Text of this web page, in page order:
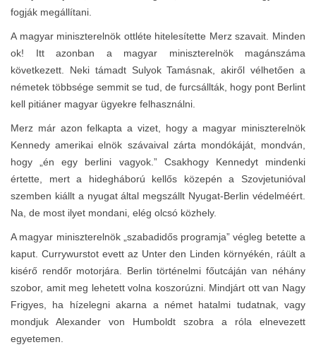
fogják megállítani.
A magyar miniszterelnök ottléte hitelesítette Merz szavait. Minden
ok! Itt azonban a magyar miniszterelnök magánszáma
következett. Neki támadt Sulyok Tamásnak, akiről vélhetően a
németek többsége semmit se tud, de furcsállták, hogy pont Berlint
kell pitiáner magyar ügyekre felhasználni.
Merz már azon felkapta a vizet, hogy a magyar miniszterelnök
Kennedy amerikai elnök szávaival zárta mondókáját, mondván,
hogy „én egy berlini vagyok.” Csakhogy Kennedyt mindenki
értette, mert a hidegháború kellős közepén a Szovjetunióval
szemben kiállt a nyugat által megszállt Nyugat-Berlin védelméért.
Na, de most ilyet mondani, elég olcsó közhely.
A magyar miniszterelnök „szabadidős programja” végleg betette a
kaput. Currywurstot evett az Unter den Linden környékén, ráült a
kisérő rendőr motorjára. Berlin történelmi főutcáján van néhány
szobor, amit meg lehetett volna koszorúzni. Mindjárt ott van Nagy
Frigyes, ha hízelegni akarna a német hatalmi tudatnak, vagy
mondjuk Alexander von Humboldt szobra a róla elnevezett
egyetemen.